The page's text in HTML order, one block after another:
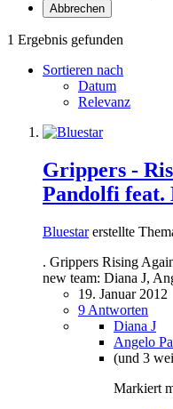
Abbrechen
1 Ergebnis gefunden
Sortieren nach
Datum
Relevanz
Grippers -
Pandolfi
Bluestarerstellte
. Grippers Rising
new team: Diana J,
19. Januar 2012
9 Antworten
Diana J
Angelo
(und 3
Markiert